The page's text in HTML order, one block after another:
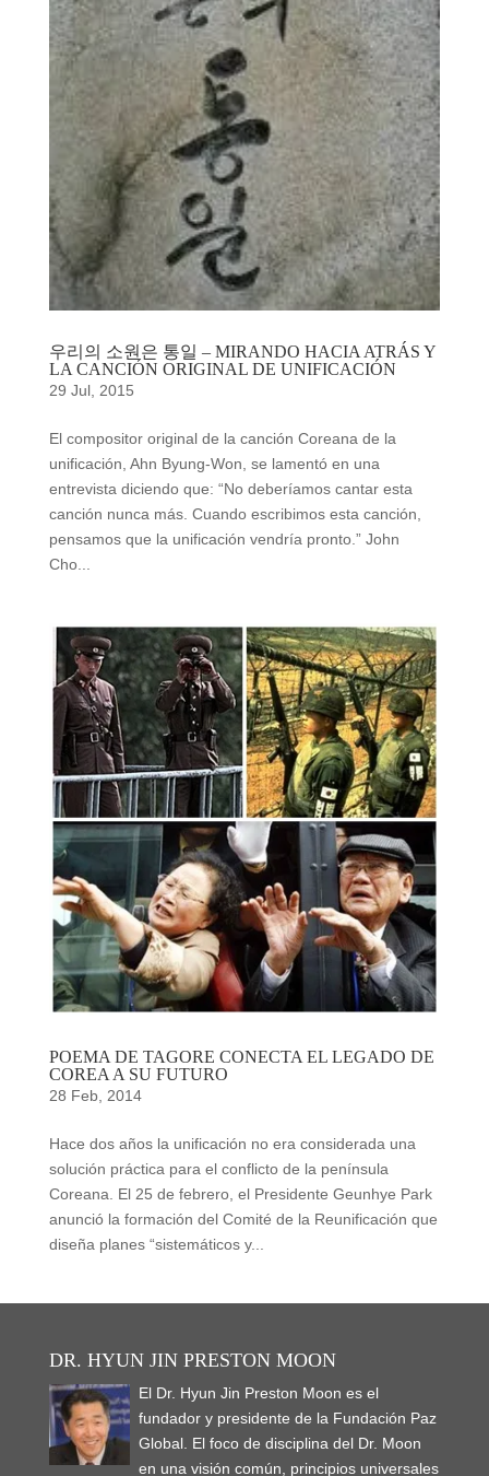
우리의 소원은 통일 – MIRANDO HACIA ATRÁS Y
LA CANCIÓN ORIGINAL DE UNIFICACIÓN
29 Jul, 2015
El compositor original de la canción Coreana de la
unificación, Ahn Byung-Won, se lamentó en una
entrevista diciendo que: “No deberíamos cantar esta
canción nunca más. Cuando escribimos esta canción,
pensamos que la unificación vendría pronto.” John
Cho...
POEMA DE TAGORE CONECTA EL LEGADO DE
COREA A SU FUTURO
28 Feb, 2014
Hace dos años la unificación no era considerada una
solución práctica para el conflicto de la península
Coreana. El 25 de febrero, el Presidente Geunhye Park
anunció la formación del Comité de la Reunificación que
diseña planes “sistemáticos y...
DR. HYUN JIN PRESTON MOON
El Dr. Hyun Jin Preston Moon es el
fundador y presidente de la Fundación Paz
Global. El foco de disciplina del Dr. Moon
en una visión común, principios universales